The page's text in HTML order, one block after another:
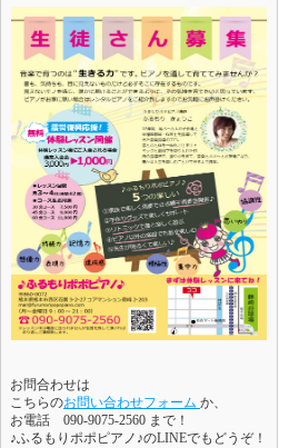
お問合わせは
こちらのお問い合わせフォーム か、
お電話 090-9075-2560 まで！
♪ふるもりポポピアノ♪のLINEでもどうぞ！